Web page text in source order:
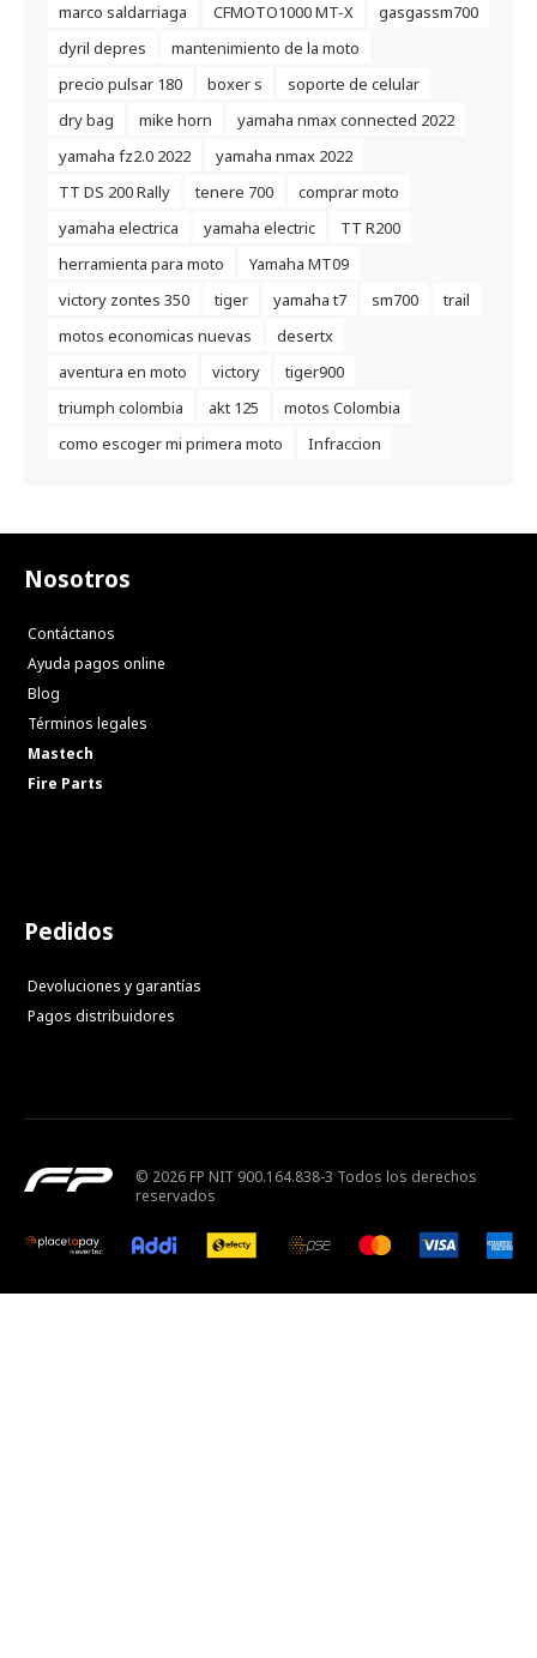
marco saldarriaga
CFMOTO1000 MT-X
gasgassm700
dyril depres
mantenimiento de la moto
precio pulsar 180
boxer s
soporte de celular
dry bag
mike horn
yamaha nmax connected 2022
yamaha fz2.0 2022
yamaha nmax 2022
TT DS 200 Rally
tenere 700
comprar moto
yamaha electrica
yamaha electric
TT R200
herramienta para moto
Yamaha MT09
victory zontes 350
tiger yamaha t7 sm700
trail
motos economicas nuevas
desertx
aventura en moto
victory
tiger900
triumph colombia
akt 125
motos Colombia
como escoger mi primera moto
Infraccion
Nosotros
Contáctanos
Ayuda pagos online
Blog
Términos legales
Mastech
Fire Parts
Pedidos
Devoluciones y garantías
Pagos distribuidores
© 2026 FP NIT 900.164.838-3 Todos los derechos
reservados